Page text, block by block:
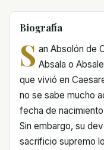
Biografía
S an Absolón de
Absala o
que vivió en
no se sabe mucho
fecha de
Sin embargo, su
sacrificio supremo